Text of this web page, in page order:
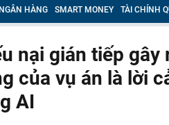
được 97 triệu đồng tiền chuyển khoản
sau được công an thông báo: “Chị
xe máy chạy show, rất đắt show
ban quản lý chung cư ở TP.HCM lừa
tự lấy bánh ở siêu thị, order mì cay…
chuyện tưởng ai cũng biết lại có sức hút?
NGÂN HÀNG SMART MONEY TÀI CHÍNH
nại gián tiếp gây
của vụ án là lời
AI